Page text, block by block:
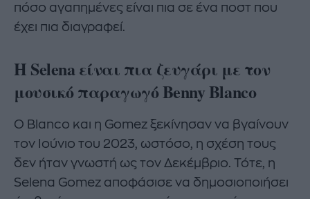
πόσο αγαπημένες είναι πια σε ένα ποστ που
έχει πια διαγραφεί.
Η Selena είναι πια ζευγάρι με τον
μουσικό παραγωγό Benny Blanco
Ο Blanco και η Gomez ξεκίνησαν να βγαίνουν
τον Ιούνιο του 2023, ωστόσο, η σχέση τους
δεν ήταν γνωστή ως τον Δεκέμβριο. Τότε, η
Selena Gomez αποφάσισε να δημοσιοποιήσει